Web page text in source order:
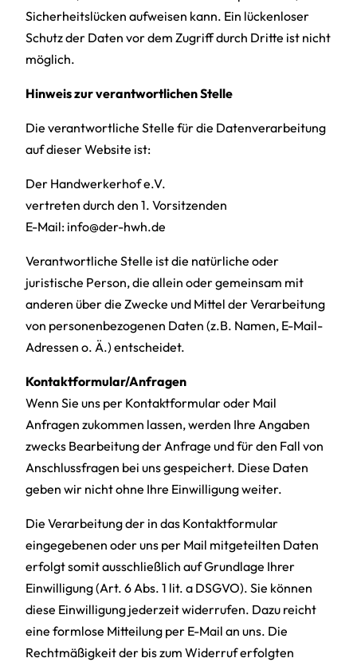
Sicherheitslücken aufweisen kann. Ein lückenloser
Schutz der Daten vor dem Zugriff durch Dritte ist nicht
möglich.
Hinweis zur verantwortlichen Stelle
Die verantwortliche Stelle für die Datenverarbeitung
auf dieser Website ist:
Der Handwerkerhof e.V.
vertreten durch den 1. Vorsitzenden
E-Mail: info@der-hwh.de
Verantwortliche Stelle ist die natürliche oder
juristische Person, die allein oder gemeinsam mit
anderen über die Zwecke und Mittel der Verarbeitung
von personenbezogenen Daten (z.B. Namen, E-Mail-
Adressen o. Ä.) entscheidet.
Kontaktformular/Anfragen
Wenn Sie uns per Kontaktformular oder Mail
Anfragen zukommen lassen, werden Ihre Angaben
zwecks Bearbeitung der Anfrage und für den Fall von
Anschlussfragen bei uns gespeichert. Diese Daten
geben wir nicht ohne Ihre Einwilligung weiter.
Die Verarbeitung der in das Kontaktformular
eingegebenen oder uns per Mail mitgeteilten Daten
erfolgt somit ausschließlich auf Grundlage Ihrer
Einwilligung (Art. 6 Abs. 1 lit. a DSGVO). Sie können
diese Einwilligung jederzeit widerrufen. Dazu reicht
eine formlose Mitteilung per E-Mail an uns. Die
Rechtmäßigkeit der bis zum Widerruf erfolgten